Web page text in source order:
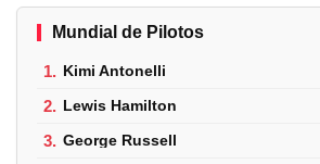
Mundial de Pilotos
1. Kimi Antonelli
2. Lewis Hamilton
3. George Russell